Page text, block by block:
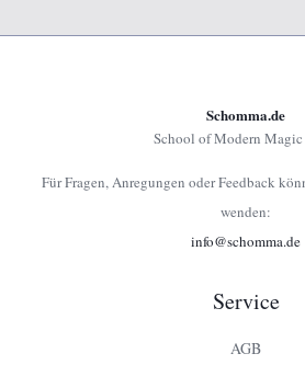
Schomma.de
School of Modern
Für Fragen, Anregungen oder Feedback
wenden:
info@schomma.de
Service
AGB